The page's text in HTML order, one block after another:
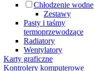
Chłodzenie wodne
Zestawy
Pasty i taśmy
termoprzewodzące
Radiatory
Wentylatory
Karty graficzne
Kontrolery komputerowe